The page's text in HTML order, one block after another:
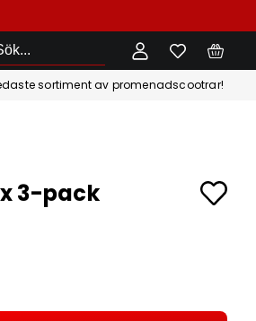
Sök
sortiment av promenadscootrar!
3-pack